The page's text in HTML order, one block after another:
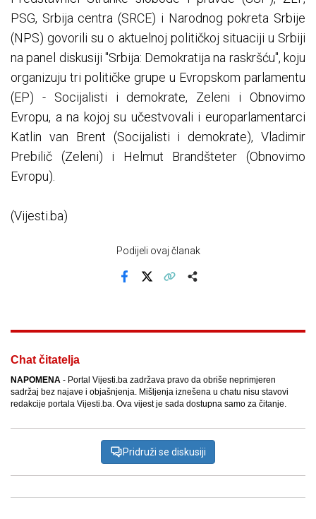
PSG, Srbija centra (SRCE) i Narodnog pokreta Srbije
(NPS) govorili su o aktuelnoj političkoj situaciji u Srbiji
na panel diskusiji "Srbija: Demokratija na raskršću", koju
organizuju tri političke grupe u Evropskom parlamentu
(EP) - Socijalisti i demokrate, Zeleni i Obnovimo
Evropu, a na kojoj su učestvovali i europarlamentarci
Katlin van Brent (Socijalisti i demokrate), Vladimir
Prebilič (Zeleni) i Helmut Brandšteter (Obnovimo
Evropu).
(Vijesti.ba)
Podijeli ovaj članak
Chat čitatelja
NAPOMENA - Portal Vijesti.ba zadržava pravo da obriše neprimjeren
sadržaj bez najave i objašnjenja. Mišljenja iznešena u chatu nisu stavovi
redakcije portala Vijesti.ba. Ova vijest je sada dostupna samo za čitanje.
Pridruži se diskusiji